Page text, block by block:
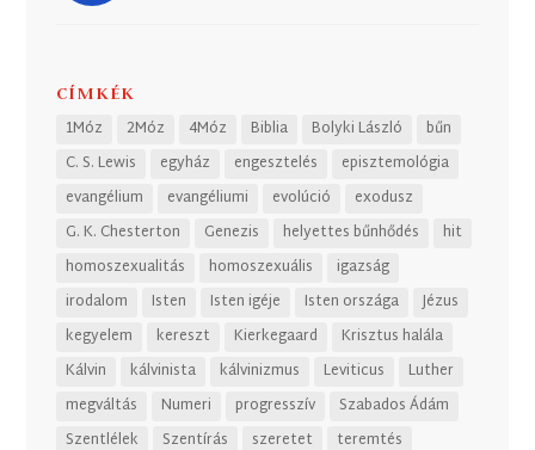
CÍMKÉK
1Móz 2Móz 4Móz Biblia Bolyki László
bűn
C. S. Lewis
egyház engesztelés
episztemológia
evangélium
evangéliumi evolúció
exodusz
G. K. Chesterton
Genezis helyettes bűnhődés
hit
homoszexualitás
homoszexuális
igazság
irodalom
Isten Isten igéje Isten országa
Jézus
kegyelem
kereszt Kierkegaard
Krisztus halála
Kálvin
kálvinista kálvinizmus Leviticus
Luther
megváltás
Numeri progresszív
Szabados Ádám
Szentlélek
Szentírás szeretet teremtés